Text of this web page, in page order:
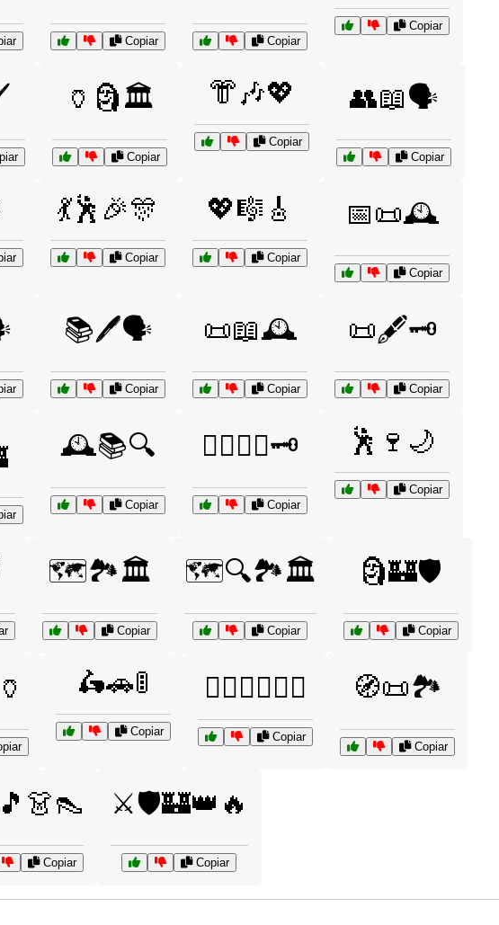
Copiar Copiar
Copiar
🏺🗿🏛️
Copiar
👘🎶💖
Copiar
👥📖🗣️
Copiar
💃🕺🎉🎊
Copiar
💖🎼🎸
Copiar
📅📜🕰️
Copiar
📚🖊️🗣️
Copiar
📜📖🕰️
Copiar
📜🖋️🗝️
Copiar
🕰️📚🔍
Copiar
🕵️‍♂️🔎📜🗝️
Copiar
🕺🍷🌙
Copiar
🗺️🏞️🏛️
Copiar
🗺️🔍🏞️🏛️
Copiar
🗿🏰🛡️
Copiar
🛵🚗🚦
Copiar
🧗‍♂️🚴‍♀️🏄‍♂️
Copiar
🧭📜🏞️
Copiar
Copiar
⚔️🛡️🏰👑🔥
Copiar